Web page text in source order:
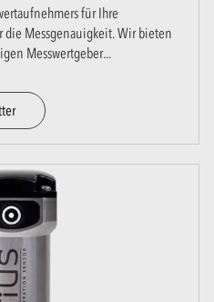
für Ihre
Messgenauigkeit. Wir bieten
Messwertgeber...